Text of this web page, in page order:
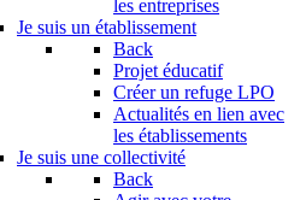
les entreprises
Je suis un établissement
Back
Projet éducatif
Créer un refuge LPO
Actualités en lien avec
les établissements
Je suis une collectivité
Back